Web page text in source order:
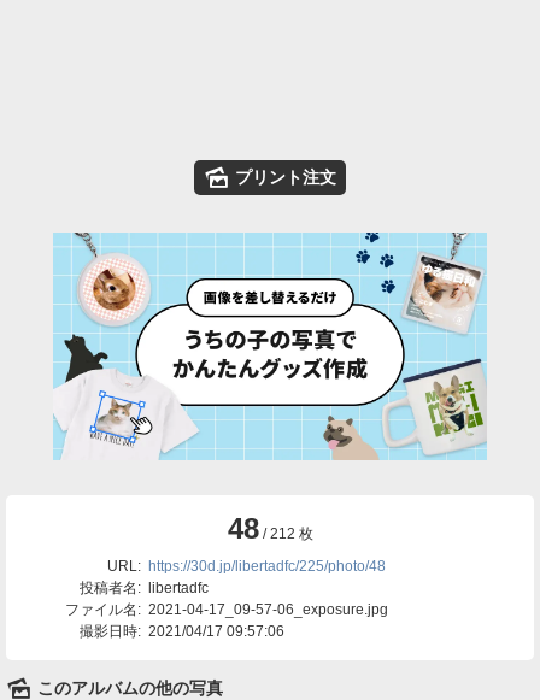
🌄 プリント注文
48 / 212 枚
URL: https://30d.jp/libertadfc/225/photo/48
投稿者名: libertadfc
ファイル名: 2021-04-17_09-57-06_exposure.jpg
撮影日時: 2021/04/17 09:57:06
🌄 このアルバムの他の写真